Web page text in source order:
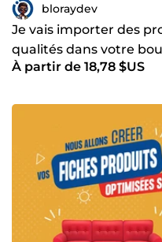
bloraydev
Je vais importer des
qualités dans votre
À partir de 18,78 $US